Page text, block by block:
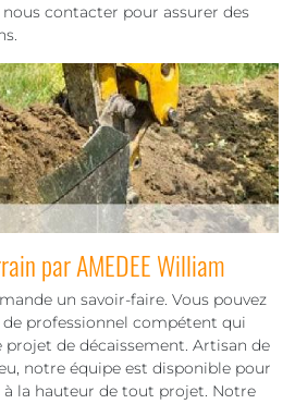
contacter pour assurer des
par AMEDEE William
un savoir-faire. Vous pouvez
professionnel compétent qui
projet de décaissement. Artisan de
notre équipe est disponible pour
à la hauteur de tout projet. Notre